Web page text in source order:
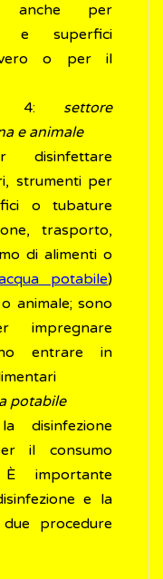
anche per
e superfici
o per il
4: settore
e animale
disinfettare
strumenti per
o tubature
trasporto,
di alimenti o
potabile)
animale; sono
impregnare
entrare in
potabile
disinfezione
il consumo
importante
e la
procedure